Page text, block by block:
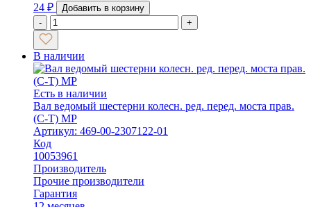
24 ₽
Добавить в корзину
-
+
В наличии
Есть в наличии
Вал ведомый шестерни колесн. ред. перед. моста прав.
(С-Т) МР
Артикул: 469-00-2307122-01
Код
10053961
Производитель
Прочие производители
Гарантия